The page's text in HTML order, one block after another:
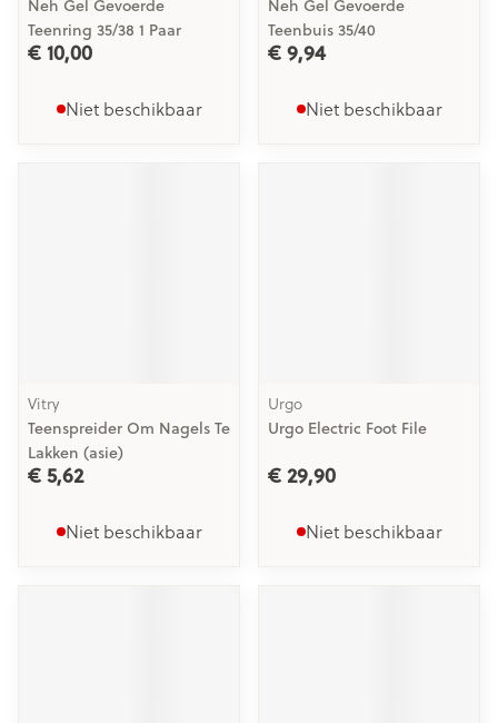
Neh Gel Gevoerde
Teenring 35/38 1 Paar
€ 10,00
Niet beschikbaar
Neh Gel Gevoerde
Teenbuis 35/40
€ 9,94
Niet beschikbaar
Vitry
Teenspreider Om Nagels Te
Lakken (asie)
€ 5,62
Niet beschikbaar
Urgo
Urgo Electric Foot File
€ 29,90
Niet beschikbaar